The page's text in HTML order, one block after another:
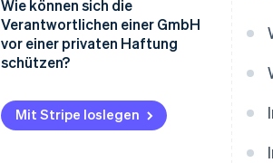
Mindestkapital
Bürgschaften und persönliche
Kredite
Gesellschaftsform zur
Schädigung Dritter
Verstoß gegen
Gründungspflichten
Verletzung der
Ungesetzliche Rückzahlung von
Stammeinlagen
Wie können sich die
Verantwortlichen einer GmbH
vor einer privaten Haftung
schützen?
Einhaltung der gesetzlichen
Vorgaben
Mit Stripe loslegen